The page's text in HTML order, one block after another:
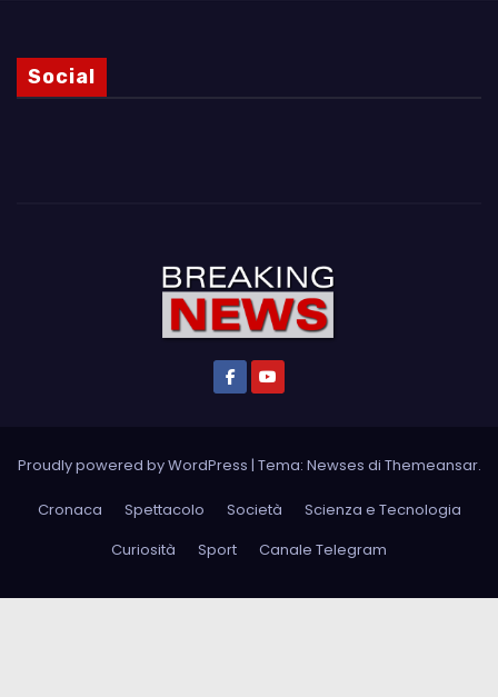
Social
Proudly powered by WordPress | Tema: Newses di Themeansar.
Cronaca Spettacolo Società
Scienza e Tecnologia
Curiosità
Sport Canale Telegram